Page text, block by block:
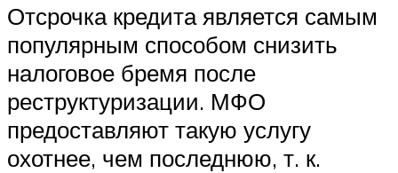
Отсрочка кредита является самым
популярным способом снизить
налоговое бремя после
реструктуризации. МФО
предоставляют такую услугу
охотнее, чем последнюю, т. к.